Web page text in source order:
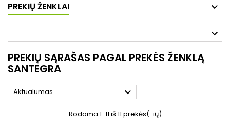
PREKIŲ ŽENKLAI
PREKIŲ SĄRAŠAS PAGAL PREKĖS ŽENKLĄ
SANTEGRA
Aktualumas 
Rodoma 1-11 iš 11 prekės(-ių)